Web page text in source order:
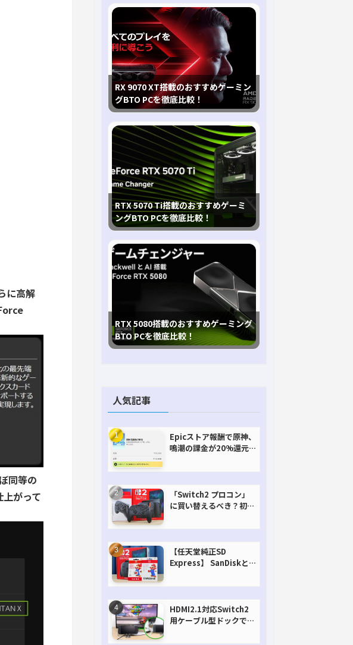
に高解
同等の
がって
RX 9070 XT搭載のおすすめゲーミン
グBTO PCを徹底比較！
RTX 5070 Ti搭載のおすすめゲーミ
ングBTO PCを徹底比較！
RTX 5080搭載のおすすめゲーミング
BTO PCを徹底比較！
人気記事
Epicストア報酬で原神、
鳴潮の課金が20%還元
「Switch2 プロコン」
に買い替えるべき？初代
【任天堂純正SD
Express】 SanDiskと
HDMI2.1対応Switch2
用ケーブル型ドックで省